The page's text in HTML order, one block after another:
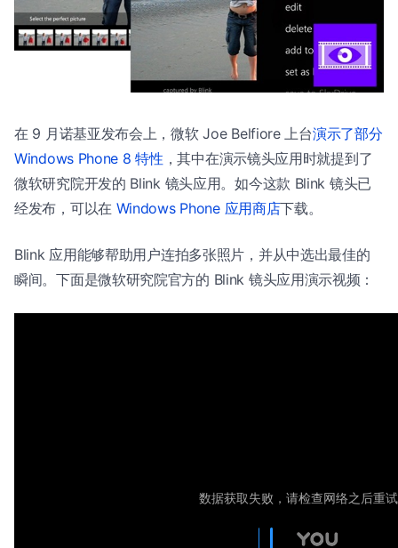
在 9 月诺基亚发布会上，微软 Joe Belfiore 上台演示了部分
Windows Phone 8 特性 ，其中在演示镜头应用时就提到了
微软研究院开发的 Blink 镜头应用。如今这款 Blink 镜头已
经发布，可以在 Windows Phone 应用商店下载。
Blink 应用能够帮助用户连拍多张照片，并从中选出最佳的
瞬间。下面是微软研究院官方的 Blink 镜头应用演示视频：